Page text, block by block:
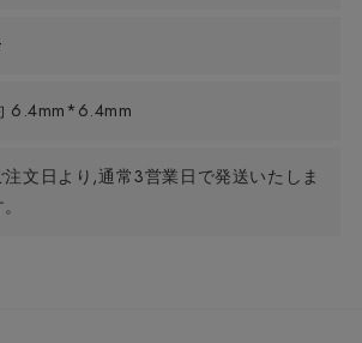
6.4mm*6.4mm
注文日より,通常3営業日で発送いたしま